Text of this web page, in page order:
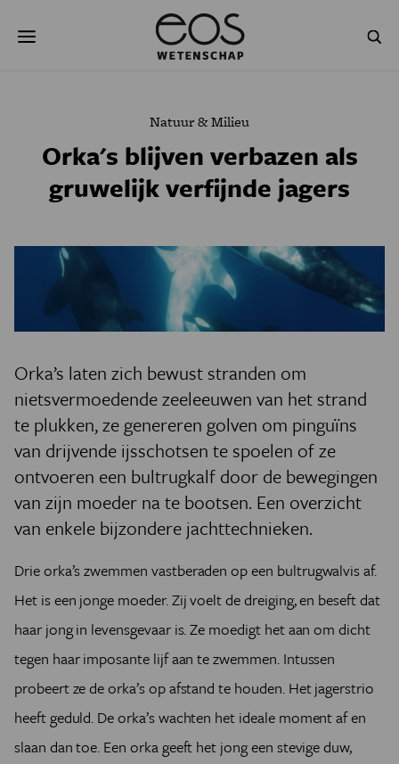
naar
NATUURWETENSCHAPPEN GESCHIEDENIS
PODCAST AGENDA
JONGE UITDAGERS
Natuur & Milieu
Orka's blijven verbazen als
gruwelijk verfijnde jagers
Orka’s laten zich bewust stranden om
nietsvermoedende zeeleeuwen van het strand
te plukken, ze genereren golven om pinguïns
van drijvende ijsschotsen te spoelen of ze
ontvoeren een bultrugkalf door de bewegingen
van zijn moeder na te bootsen. Een overzicht
van enkele bijzondere jachttechnieken.
Drie orka’s zwemmen vastberaden op een bultrugwalvis af.
Het is een jonge moeder. Zij voelt de dreiging, en beseft dat
haar jong in levensgevaar is. Ze moedigt het aan om dicht
tegen haar imposante lijf aan te zwemmen. Intussen
probeert ze de orka’s op afstand te houden. Het jagerstrio
heeft geduld. De orka’s wachten het ideale moment af en
slaan dan toe. Een orka geeft het jong een stevige duw,